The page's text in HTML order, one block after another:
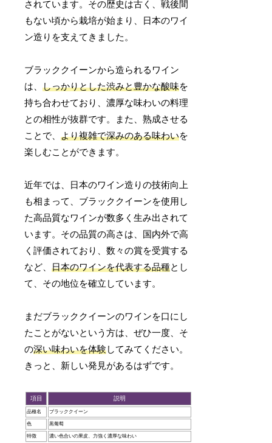
されています。その歴史は古く、戦後間
もない頃から栽培が始まり、日本のワイ
ン造りを支えてきました。
ブラッククイーンから造られるワイン
は、しっかりとした渋みと豊かな酸味を
持ち合わせており、濃厚な味わいの料理
との相性が抜群です。また、熟成させる
ことで、より複雑で深みのある味わいを
楽しむことができます。
近年では、日本のワイン造りの技術向上
も相まって、ブラッククイーンを使用し
た高品質なワインが数多く生み出されて
います。その品質の高さは、国内外で高
く評価されており、数々の賞を受賞する
など、日本のワインを代表する品種とし
て、その地位を確立しています。
まだブラッククイーンのワインを口にし
たことがないという方は、ぜひ一度、そ
の深い味わいを体験してみてください。
きっと、新しい発見があるはずです。
項目 説明
品種名 ブラッククイーン
色 黒葡萄
特徴 濃い色合いの果皮、力強く濃厚な味わい